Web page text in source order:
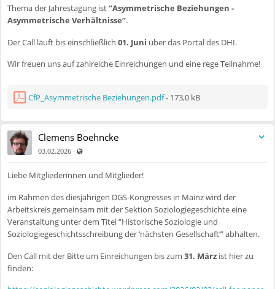
Thema der Jahrestagung ist“Asymmetrische Beziehungen -
Asymmetrische Verhältnisse”.
Der Call läuft bis einschließlich 01. Juni über das Portal des DHI.
Wir freuen uns auf zahlreiche Einreichungen und eine rege Teilnahme!
CfP_Asymmetrische Beziehungen.pdf- 173,0 kB
Clemens Boehncke
03.02.2026 ·
Liebe Mitgliederinnen und Mitglieder!
im Rahmen des diesjährigen DGS-Kongresses in Mainz wird der
Arbeitskreis gemeinsam mit der Sektion Soziologiegeschichte eine
Veranstaltung unter dem Titel “Historische Soziologie und
Soziologiegeschichtsschreibung der ‘nächsten Gesellschaft’” abhalten.
Den Call mit der Bitte um Einreichungen bis zum 31. März ist hier zu
finden: